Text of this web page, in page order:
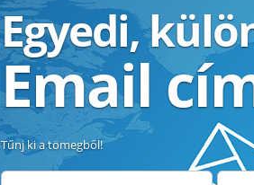
Egyedi,
Email
Tűnj ki a tömegből!